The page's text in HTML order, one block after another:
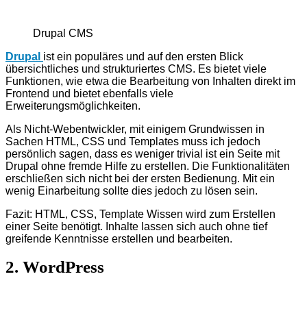
Drupal CMS
Drupal ist ein populäres und auf den ersten Blick
übersichtliches und strukturiertes CMS. Es bietet viele
Funktionen, wie etwa die Bearbeitung von Inhalten direkt im
Frontend und bietet ebenfalls viele
Erweiterungsmöglichkeiten.
Als Nicht-Webentwickler, mit einigem Grundwissen in
Sachen HTML, CSS und Templates muss ich jedoch
persönlich sagen, dass es weniger trivial ist ein Seite mit
Drupal ohne fremde Hilfe zu erstellen. Die Funktionalitäten
erschließen sich nicht bei der ersten Bedienung. Mit ein
wenig Einarbeitung sollte dies jedoch zu lösen sein.
Fazit: HTML, CSS, Template Wissen wird zum Erstellen
einer Seite benötigt. Inhalte lassen sich auch ohne tief
greifende Kenntnisse erstellen und bearbeiten.
2. WordPress